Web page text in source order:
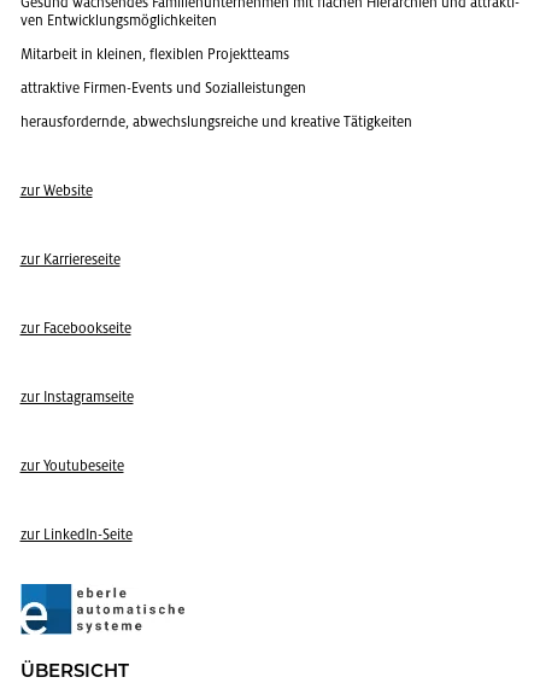
ven Ent­wick­lungs­mög­lich­kei­ten
Mit­ar­beit in klei­nen, fle­xi­blen Pro­jekt­teams
at­trak­ti­ve Fir­men-Events und So­zi­al­leis­tun­gen
her­aus­for­dern­de, ab­wechs­lungs­rei­che und krea­ti­ve Tä­tig­kei­ten
zur Web­site
zur Kar­rie­re­sei­te
zur Face­book­sei­te
zur In­sta­gram­sei­te
zur You­tube­sei­te
zur Lin­kedIn-Seite
ÜBER­SICHT